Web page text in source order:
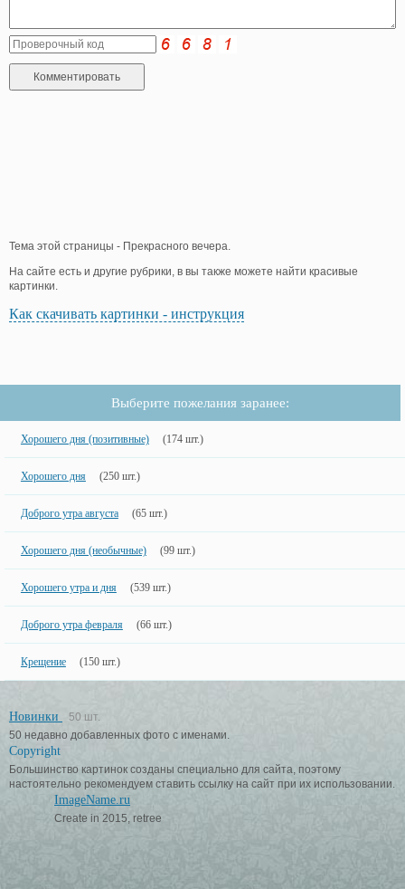
Тема этой страницы - Прекрасного вечера.
На сайте есть и другие рубрики, в вы также можете найти красивые
картинки.
Как скачивать картинки - инструкция
Выберите пожелания заранее:
Хорошего дня (позитивные) (174 шт.)
Хорошего дня (250 шт.)
Доброго утра августа (65 шт.)
Хорошего дня (необычные) (99 шт.)
Хорошего утра и дня (539 шт.)
Доброго утра февраля (66 шт.)
Крещение (150 шт.)
Новинки
50 шт.
50 недавно добавленных фото с именами.
Copyright
Большинство картинок созданы специально для сайта, поэтому
настоятельно рекомендуем ставить ссылку на сайт при их использовании.
ImageName.ru
Create in 2015, retree